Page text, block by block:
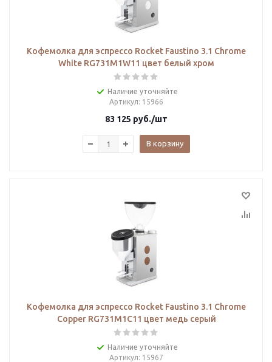
Кофемолка для эспрессо Rocket Faustino 3.1 Chrome
White RG731M1W11 цвет белый хром
Наличие уточняйте
Артикул: 15966
83 125 руб./шт
В корзину
Кофемолка для эспрессо Rocket Faustino 3.1 Chrome
Copper RG731M1C11 цвет медь серый
Наличие уточняйте
Артикул: 15967